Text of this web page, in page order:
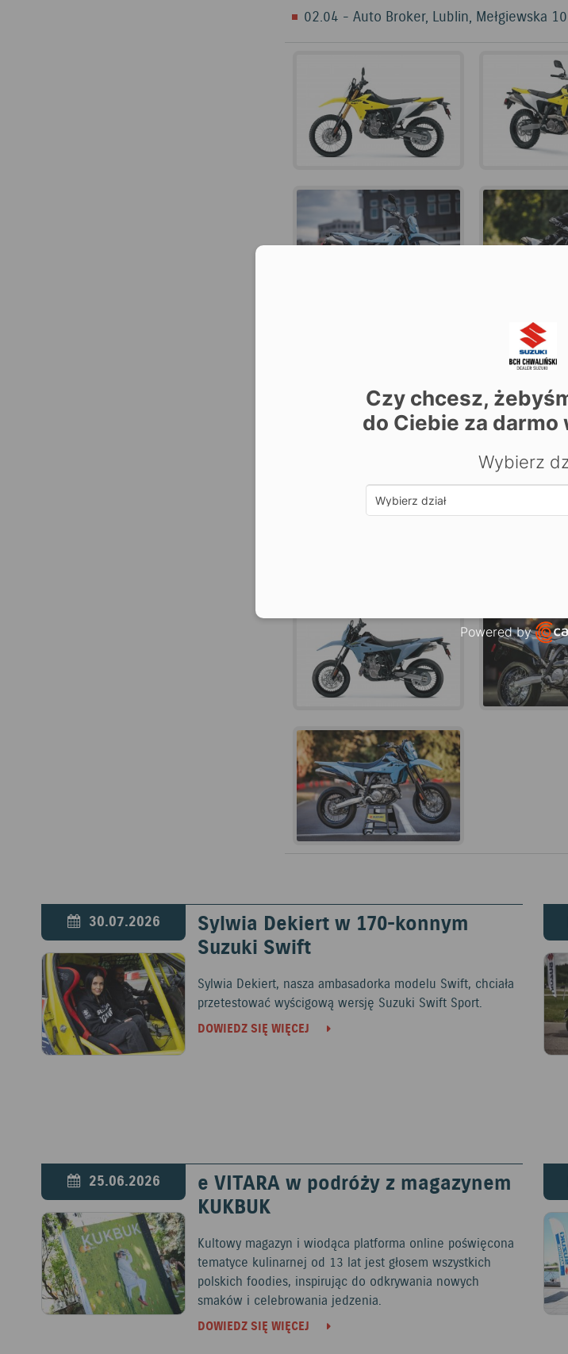
02.04 - Auto Broker, Lublin, Mełgiewska
30.07.2026
Sylwia Dekiert w 170-konnym
Suzuki Swift
Sylwia Dekiert, nasza ambasadorka modelu Swift, chciała
przetestować wyścigową wersję Suzuki Swift Sport.
DOWIEDZ SIĘ WIĘCEJ
25.06.2026
e VITARA w podróży z magazynem
KUKBUK
Kultowy magazyn i wiodąca platforma online poświęcona
tematyce kulinarnej od 13 lat jest głosem wszystkich
polskich foodies, inspirując do odkrywania nowych
smaków i celebrowania jedzenia.
DOWIEDZ SIĘ WIĘCEJ
Czy chcesz,
do Ciebie za darmo
Wybierz
Powered by
Open link in new